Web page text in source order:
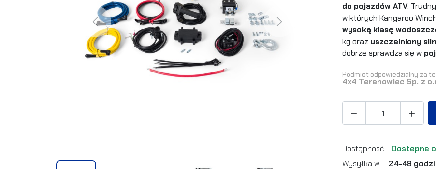
Previous Next
do pojazdów ATV.
w których Kangaroo
wysoką klasę
kg oraz uszczelniony
dobrze sprawdza się w
Podmiot odpowiedzialny za
4x4 Terenowiec Sp. z
 
Dostępność:
Dostepne
Wysyłka w:
24-48